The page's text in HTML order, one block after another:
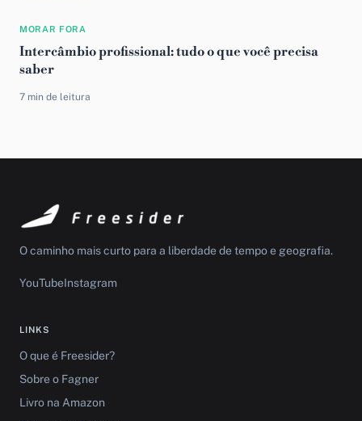
MORAR FORA
Intercâmbio profissional: tudo o que você precisa
saber
7 min de leitura
O caminho mais curto para a liberdade de tempo e geografia.
YouTubeInstagram
LINKS
O que é Freesider?
Sobre o Fagner
Livro na Amazon